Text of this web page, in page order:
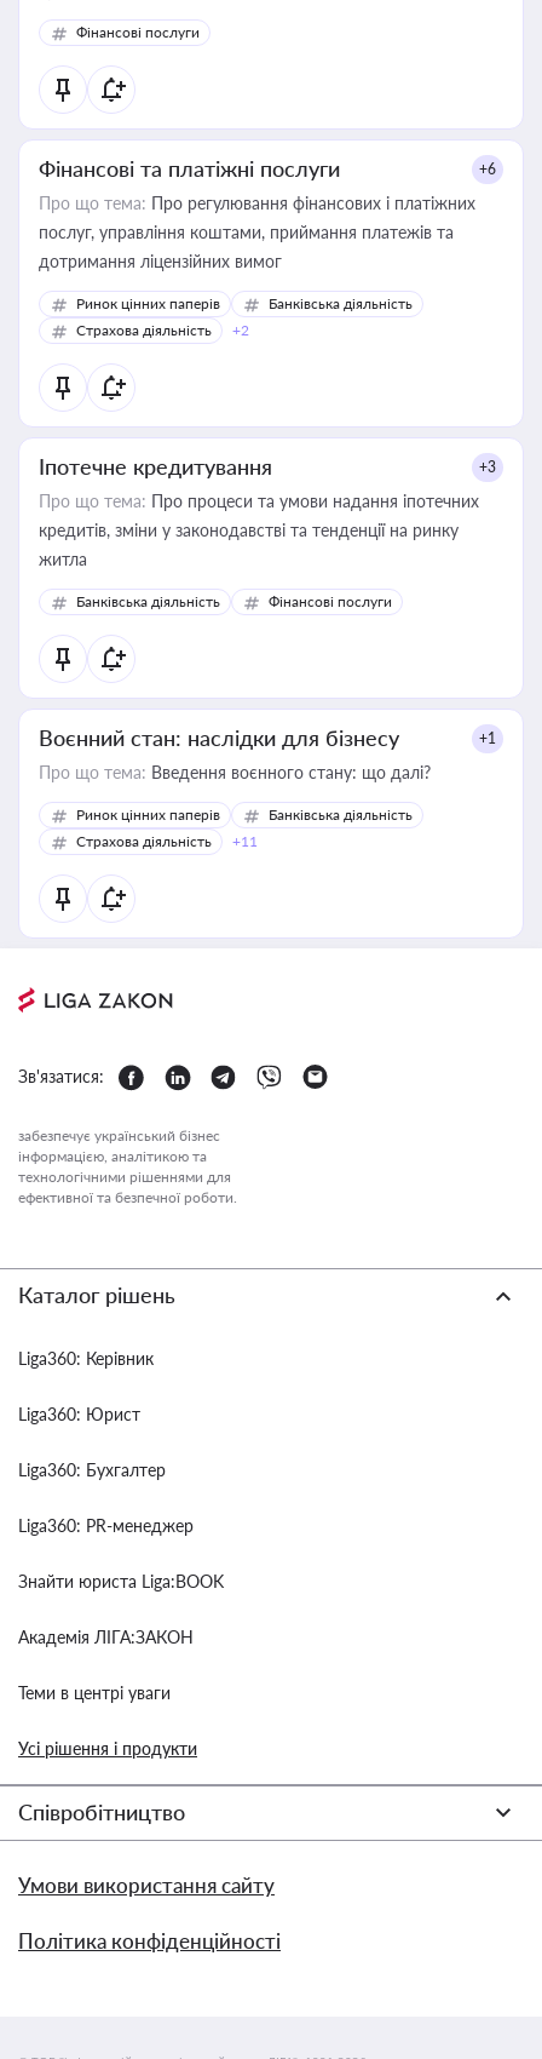
Фінансові послуги
Фінансові та платіжні послуги +6
Про що тема: Про регулювання фінансових і платіжних
послуг, управління коштами, приймання платежів та
дотримання ліцензійних вимог
Ринок цінних паперів
Банківська діяльність
Страхова діяльність
+2
Іпотечне кредитування +3
Про що тема: Про процеси та умови надання іпотечних
кредитів, зміни у законодавстві та тенденції на ринку
житла
Банківська діяльність Фінансові послуги
Воєнний стан: наслідки для бізнесу +1
Про що тема: Введення воєнного стану: що далі?
Ринок цінних паперів
Банківська діяльність
Страхова діяльність
+11
Зв'язатися:
забезпечує український бізнес
інформацією, аналітикою та
технологічними рішеннями для
ефективної та безпечної роботи.
Каталог рішень
Liga360: Керівник
Liga360: Юрист
Liga360: Бухгалтер
Liga360: PR-менеджер
Знайти юриста Liga:BOOK
Академія ЛІГА:ЗАКОН
Теми в центрі уваги
Усі рішення і продукти
Співробітництво
Умови використання сайту
Політика конфіденційності